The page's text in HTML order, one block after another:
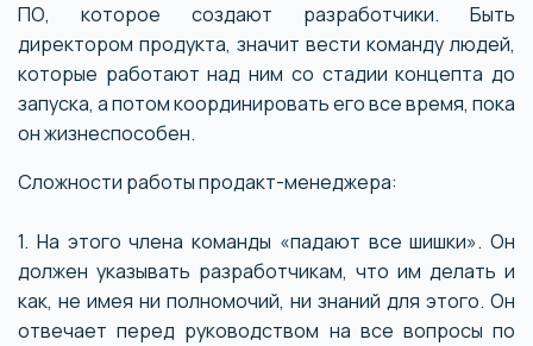
ПО, которое создают разработчики. Быть
директором продукта, значит вести команду людей,
которые работают над ним со стадии концепта до
запуска, а потом координировать его все время, пока
он жизнеспособен.
Сложности работы продакт-менеджера:
1. На этого члена команды «падают все шишки». Он
должен указывать разработчикам, что им делать и
как, не имея ни полномочий, ни знаний для этого. Он
отвечает перед руководством на все вопросы по